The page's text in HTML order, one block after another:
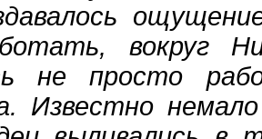
вокруг
не просто
Известно немало